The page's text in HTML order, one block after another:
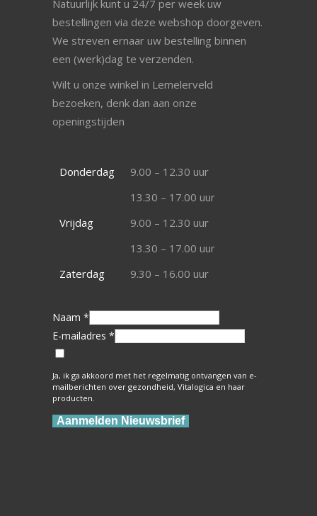
Natuurlijk kunt u 24/7 per week uw
bestellingen via deze webshop doorgeven.
We streven ernaar uw bestelling binnen
een (werk)dag te verzenden.
Wilt u onze winkel in Lemelerveld
bezoeken, denk dan aan onze
openingstijden
Donderdag
9.00 – 12.30 uur
13.30 – 17.00 uur
Vrijdag
9.00 – 12.30 uur
13.30 – 17.00 uur
Zaterdag
9.30 – 16.00 uur
Naam *
E-mailadres *
Ja, ik ga akkoord met het regelmatig ontvangen van e-
mailberichten over gezondheid, Vitalogica en haar
producten.
Aanmelden Nieuwsbrief